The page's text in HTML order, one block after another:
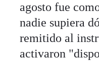
agosto fue
nadie supiera
remitido al
activaron